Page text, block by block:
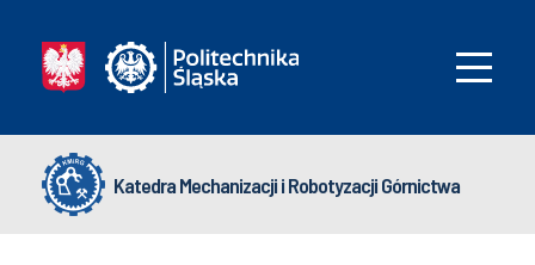
Katedra Mechanizacji i Robotyzacji Górnictwa